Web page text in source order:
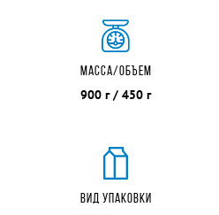
МАССА/ОБЪЕМ
900 г / 450 г
ВИД УПАКОВКИ